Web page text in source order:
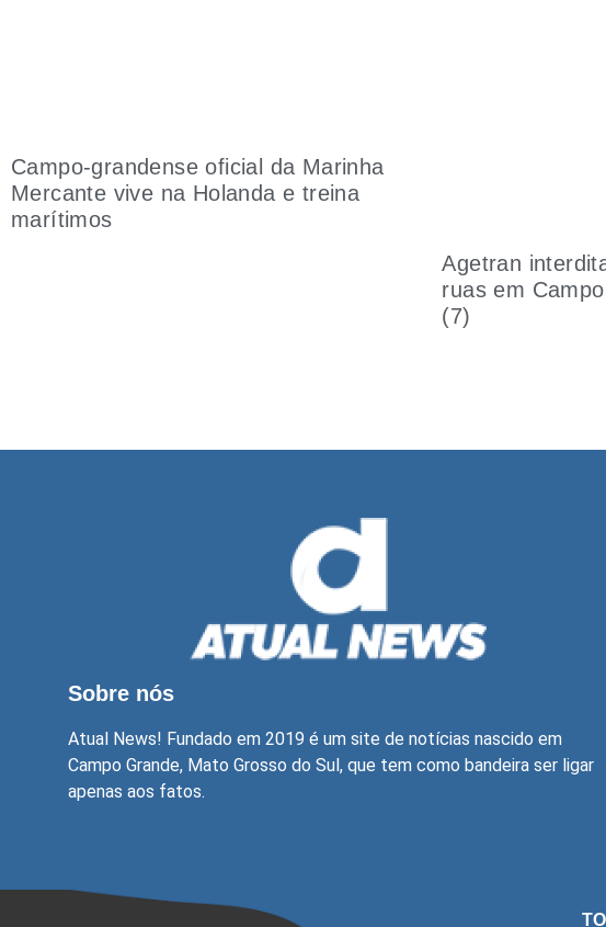
Campo-grandense oficial da Marinha
Mercante vive na Holanda e treina
marítimos
Agetran
ruas em
(7)
Sobre nós
Atual News! Fundado em 2019 é um site de notícias nascido em
Campo Grande, Mato Grosso do Sul, que tem como bandeira ser ligar
apenas aos fatos.